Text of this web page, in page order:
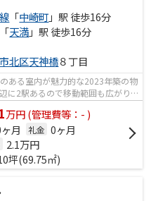
「中崎町」駅 徒歩16分
「天満」駅 徒歩16分
北区天神橋８丁目
ある室内が魅力的な2023年築の物
に2駅あるので移動範囲も広がりま
万円(管理費等：- )
月 礼金 0ヶ月
2.1万円
坪(69.75㎡)